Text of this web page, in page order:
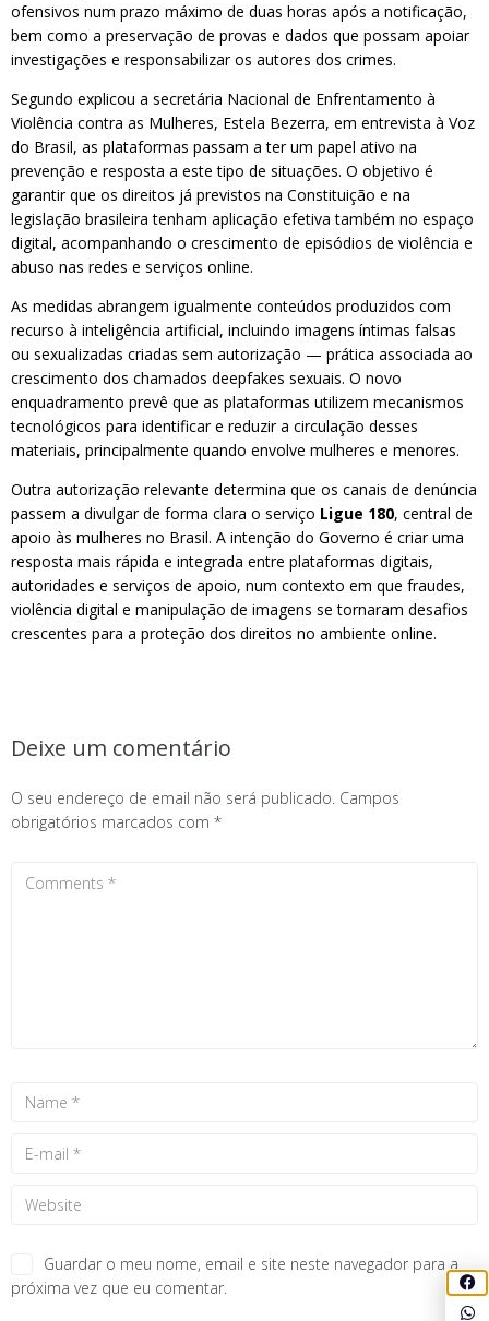
ofensivos num prazo máximo de duas horas após a notificação,
bem como a preservação de provas e dados que possam apoiar
investigações e responsabilizar os autores dos crimes.
Segundo explicou a secretária Nacional de Enfrentamento à
Violência contra as Mulheres, Estela Bezerra, em entrevista à Voz
do Brasil, as plataformas passam a ter um papel ativo na
prevenção e resposta a este tipo de situações. O objetivo é
garantir que os direitos já previstos na Constituição e na
legislação brasileira tenham aplicação efetiva também no espaço
digital, acompanhando o crescimento de episódios de violência e
abuso nas redes e serviços online.
As medidas abrangem igualmente conteúdos produzidos com
recurso à inteligência artificial, incluindo imagens íntimas falsas
ou sexualizadas criadas sem autorização — prática associada ao
crescimento dos chamados deepfakes sexuais. O novo
enquadramento prevê que as plataformas utilizem mecanismos
tecnológicos para identificar e reduzir a circulação desses
materiais, principalmente quando envolve mulheres e menores.
Outra autorização relevante determina que os canais de denúncia
passem a divulgar de forma clara o serviço Ligue 180, central de
apoio às mulheres no Brasil. A intenção do Governo é criar uma
resposta mais rápida e integrada entre plataformas digitais,
autoridades e serviços de apoio, num contexto em que fraudes,
violência digital e manipulação de imagens se tornaram desafios
crescentes para a proteção dos direitos no ambiente online.
Deixe um comentário
O seu endereço de email não será publicado. Campos
obrigatórios marcados com *
Guardar o meu nome, email e site neste navegador para a
próxima vez que eu comentar.